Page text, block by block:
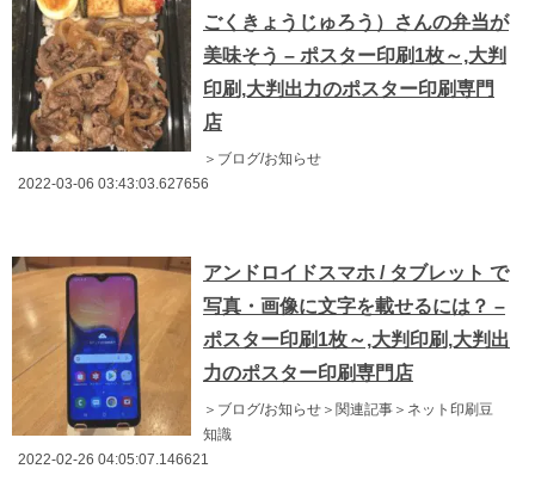
ごくきょうじゅろう）さんの弁当が
美味そう – ポスター印刷1枚～,大判
印刷,大判出力のポスター印刷専門
店
＞ブログ/お知らせ
2022-03-06 03:43:03.627656
アンドロイドスマホ / タブレット で
写真・画像に文字を載せるには？ –
ポスター印刷1枚～,大判印刷,大判出
力のポスター印刷専門店
＞ブログ/お知らせ＞関連記事＞ネット印刷豆
知識
2022-02-26 04:05:07.146621